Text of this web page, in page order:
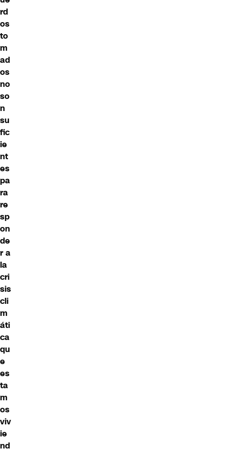
rd
os
to
m
ad
os
no
so
n
su
fic
ie
nt
es
pa
ra
re
sp
on
de
r a
la
cri
sis
cli
m
áti
ca
qu
e
es
ta
m
os
viv
ie
nd